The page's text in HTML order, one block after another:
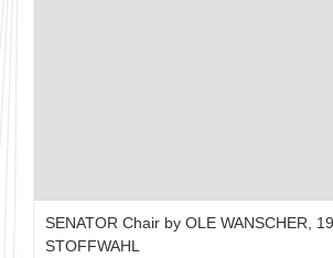
SENATOR Chair by OLE WANSCHER,
STOFFWAHL